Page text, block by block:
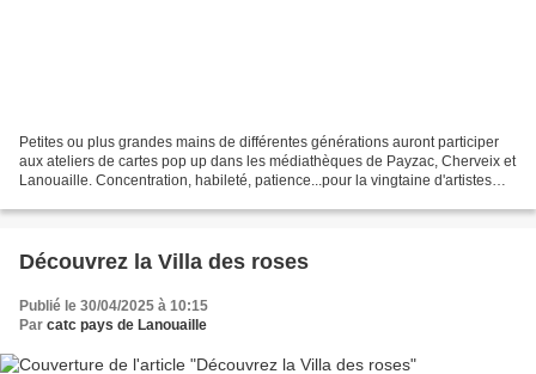
Petites ou plus grandes mains de différentes générations auront participer
aux ateliers de cartes pop up dans les médiathèques de Payzac, Cherveix et
Lanouaille. Concentration, habileté, patience...pour la vingtaine d'artistes
Découvrez la Villa des roses
Publié le 30/04/2025 à 10:15
Par catc pays de Lanouaille